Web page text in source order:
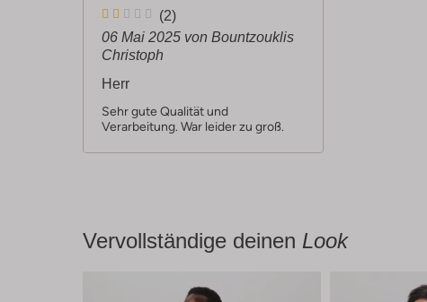
2
S
t
e
r
n
(2)
06 Mai 2025 von Bountzouklis
Christoph
Herr
Sehr gute Qualität und
Verarbeitung. War leider zu groß.
Vervollständige deinen Look